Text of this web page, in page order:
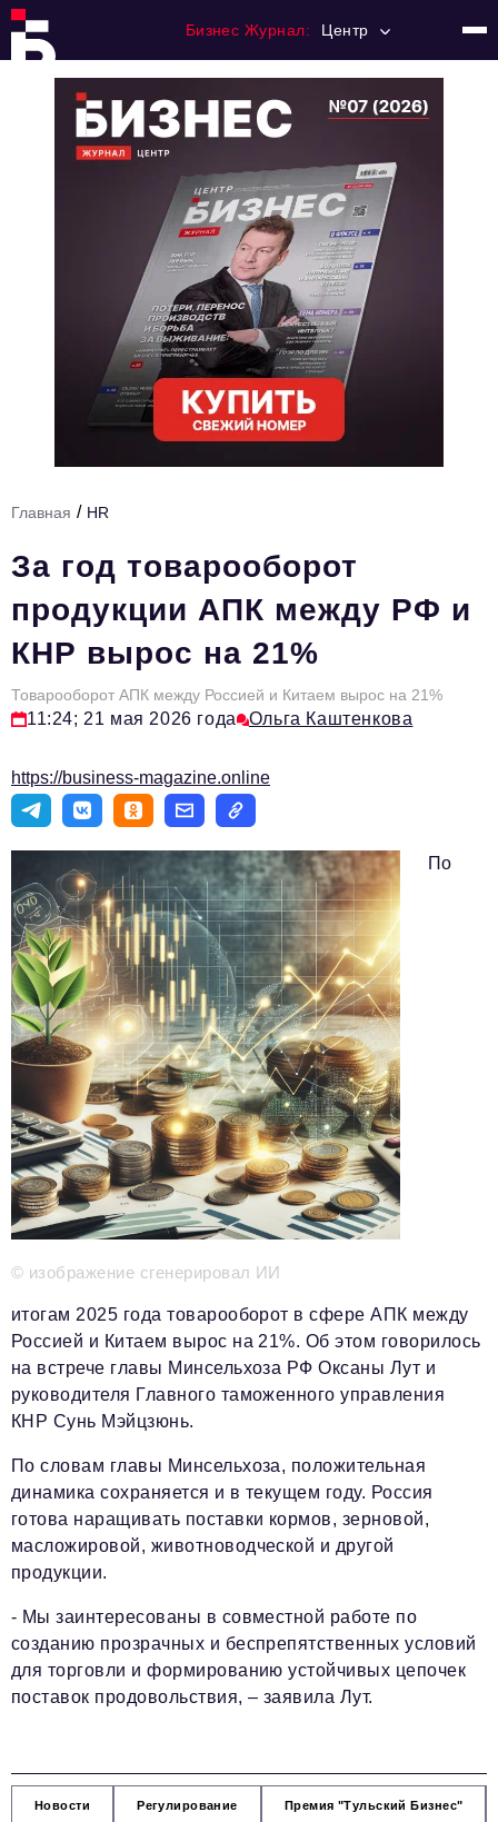
Бизнес Журнал: Центр
Регулирование
Премия "Тульский Бизнес"
История тульского предпринимательства
Тема номера
HR
Персона номера
Инфраструктура развития
Туризм
Импортозамещение
Авторские материалы
Видео
Телефон редакции:+7 495 727-01-67
Электронные почты редакции:
Информационный отдел
info@business-magazine.online
Отдел рекламы
reklama@business-magazine.online
Отдел распространения/редакционная подписка
podpiska@business-magazine.online
Отдел по работе с партнерами
partner@business-magazine.online
Главная / HR
За год товарооборот
продукции АПК между РФ и
КНР вырос на 21%
Товарооборот АПК между Россией и Китаем вырос на 21%
11:24; 21 мая 2026 года Ольга Каштенкова
https://business-magazine.online
© изображение сгенерировал ИИ
По
итогам 2025 года товарооборот в сфере АПК между
Россией и Китаем вырос на 21%. Об этом говорилось
на встрече главы Минсельхоза РФ Оксаны Лут и
руководителя Главного таможенного управления
КНР Сунь Мэйцзюнь.
По словам главы Минсельхоза, положительная
динамика сохраняется и в текущем году. Россия
готова наращивать поставки кормов, зерновой,
масложировой, животноводческой и другой
продукции.
- Мы заинтересованы в совместной работе по
созданию прозрачных и беспрепятственных условий
для торговли и формированию устойчивых цепочек
поставок продовольствия, – заявила Лут.
Новости Регулирование Премия "Тульский Бизнес"